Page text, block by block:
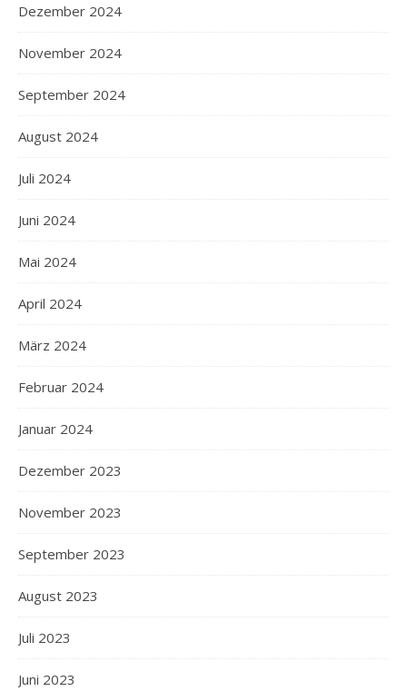
Dezember 2024
November 2024
September 2024
August 2024
Juli 2024
Juni 2024
Mai 2024
April 2024
März 2024
Februar 2024
Januar 2024
Dezember 2023
November 2023
September 2023
August 2023
Juli 2023
Juni 2023